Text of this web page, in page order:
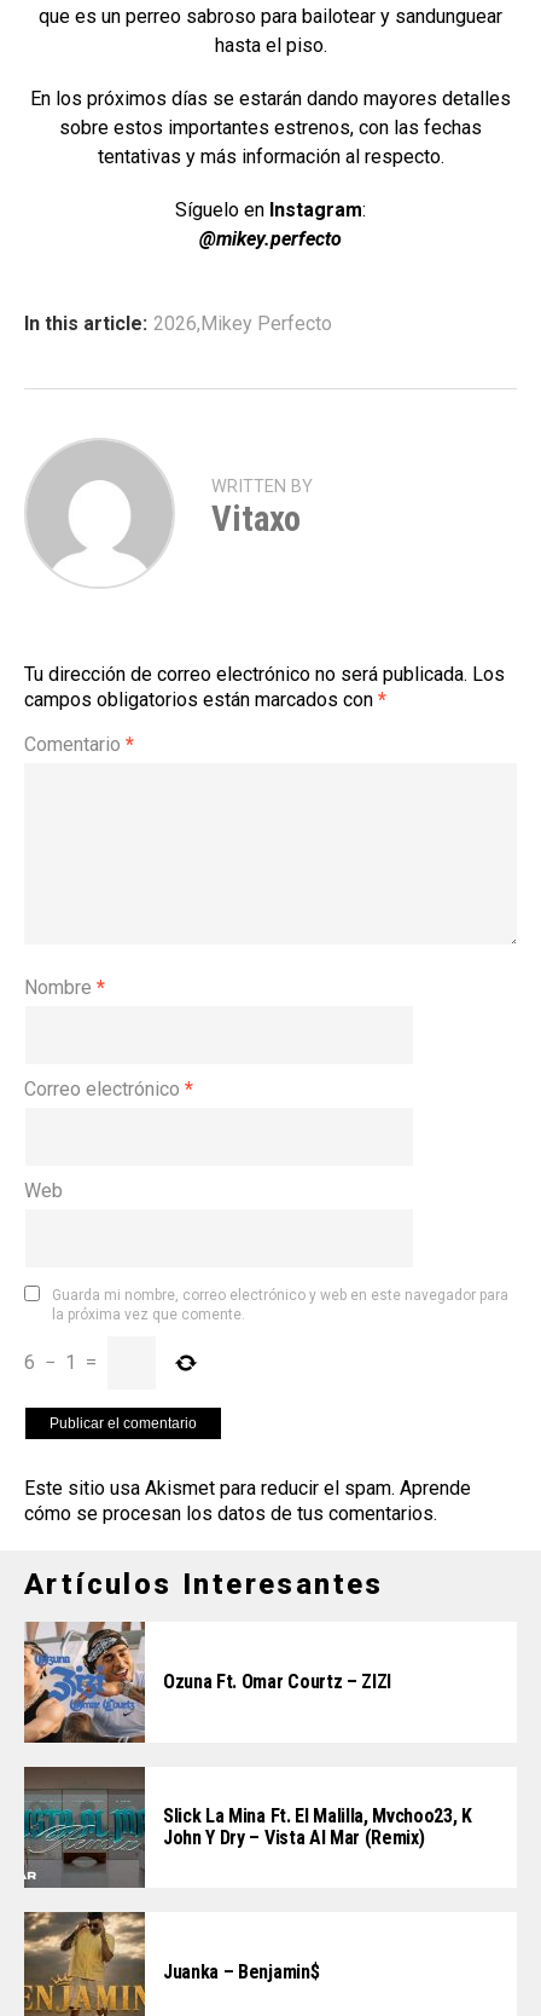
que es un perreo sabroso para bailotear y sandunguear
hasta el piso.
En los próximos días se estarán dando mayores detalles
sobre estos importantes estrenos, con las fechas
tentativas y más información al respecto.
Síguelo en Instagram:
@mikey.perfecto
In this article: 2026,Mikey Perfecto
WRITTEN BY
Vitaxo
Tu dirección de correo electrónico no será publicada. Los
campos obligatorios están marcados con *
Comentario *
Nombre *
Correo electrónico *
Web
Guarda mi nombre, correo electrónico y web en este navegador para
la próxima vez que comente.
6 − 1 =
Este sitio usa Akismet para reducir el spam. Aprende
cómo se procesan los datos de tus comentarios.
Artículos Interesantes
Ozuna Ft. Omar Courtz – ZIZI
Slick La Mina Ft. El Malilla, Mvchoo23, K
John Y Dry – Vista Al Mar (Remix)
Juanka – Benjamin$